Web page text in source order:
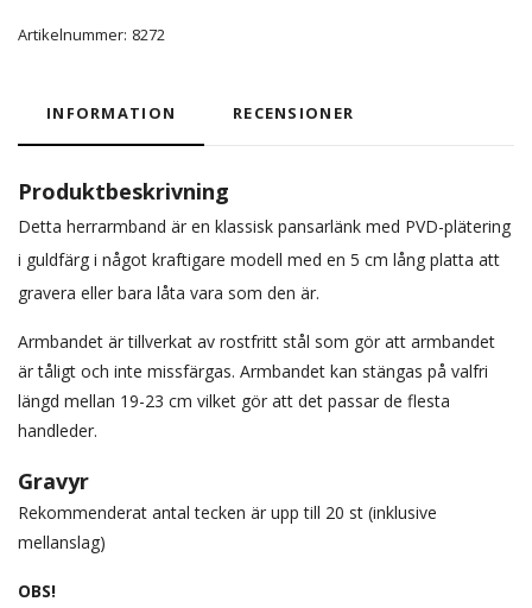
Artikelnummer: 8272
INFORMATION RECENSIONER
Produktbeskrivning
Detta herrarmband är en klassisk pansarlänk med PVD-plätering
i guldfärg i något kraftigare modell med en 5 cm lång platta att
gravera eller bara låta vara som den är.
Armbandet är tillverkat av rostfritt stål som gör att armbandet
är tåligt och inte missfärgas. Armbandet kan stängas på valfri
längd mellan 19-23 cm vilket gör att det passar de flesta
handleder.
Gravyr
Rekommenderat antal tecken är upp till 20 st (inklusive
mellanslag)
OBS!